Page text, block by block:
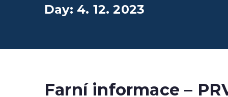
Day: 4. 12. 2023
Farní informace –